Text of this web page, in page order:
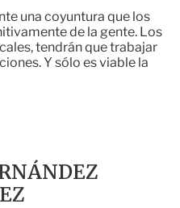
n
una coyuntura que los
de la gente. Los
tendrán que trabajar
Y sólo es viable la